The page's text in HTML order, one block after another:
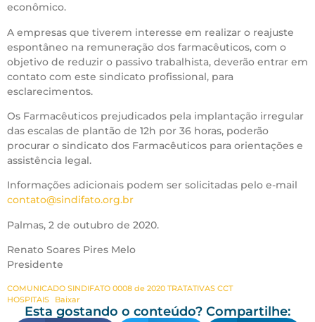
econômico.
A empresas que tiverem interesse em realizar o reajuste
espontâneo na remuneração dos farmacêuticos, com o
objetivo de reduzir o passivo trabalhista, deverão entrar em
contato com este sindicato profissional, para
esclarecimentos.
Os Farmacêuticos prejudicados pela implantação irregular
das escalas de plantão de 12h por 36 horas, poderão
procurar o sindicato dos Farmacêuticos para orientações e
assistência legal.
Informações adicionais podem ser solicitadas pelo e-mail
contato@sindifato.org.br
Palmas, 2 de outubro de 2020.
Renato Soares Pires Melo
Presidente
COMUNICADO SINDIFATO 0008 de 2020 TRATATIVAS CCT
HOSPITAIS
Baixar
Esta gostando o conteúdo? Compartilhe: